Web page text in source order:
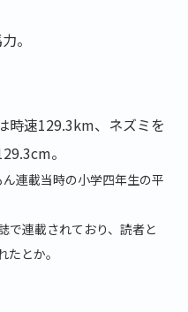
。
時速129.3km、 ネズミを
。
連載当時の小学四年生の平
で連載されており、読者と
とか。